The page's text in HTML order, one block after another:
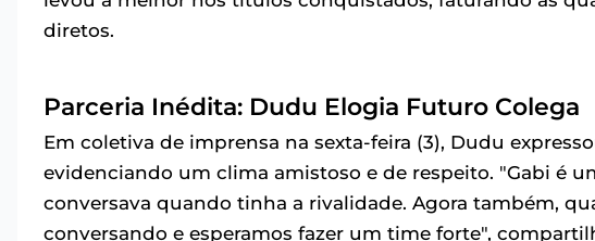
diretos.
Parceria Inédita: Dudu Elogia Futuro Colega
Em coletiva de imprensa na sexta-feira (3), Dudu
evidenciando um clima amistoso e de respeito. "Gabi é
conversava quando tinha a rivalidade. Agora também,
conversando e esperamos fazer um time forte",